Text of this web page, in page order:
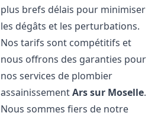
plus brefs délais pour minimiser
les dégâts et les perturbations.
Nos tarifs sont compétitifs et
nous offrons des garanties pour
nos services de plombier
assainissementArs sur Moselle.
Nous sommes fiers de notre